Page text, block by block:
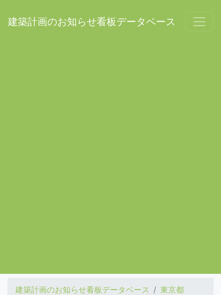
建築計画のお知らせ看板データベース
建築計画のお知らせ看板データベース
東京都